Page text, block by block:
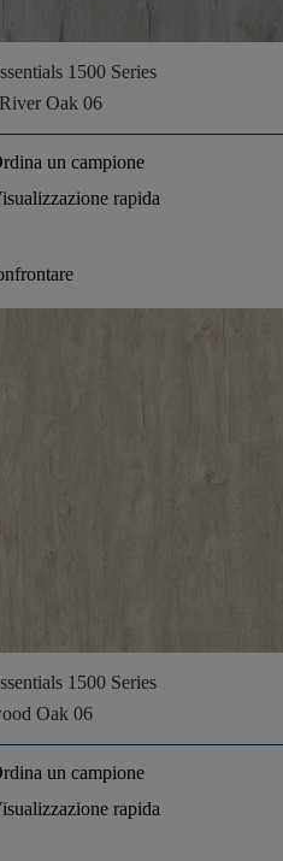
1500 Series
Oak 06
un campione
rapida
1500 Series
Oak 06
un campione
rapida